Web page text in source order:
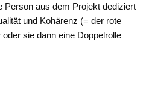
Person aus dem Projekt dediziert
und Kohärenz (= der rote
sie dann eine Doppelrolle